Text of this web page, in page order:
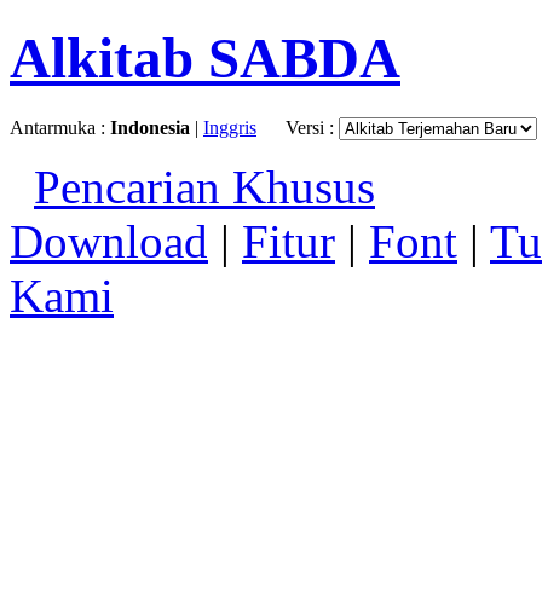
Alkitab SABDA
Antarmuka : Indonesia | Inggris Versi :
Pencarian Khusus
Download | Fitur | Font |
Kami